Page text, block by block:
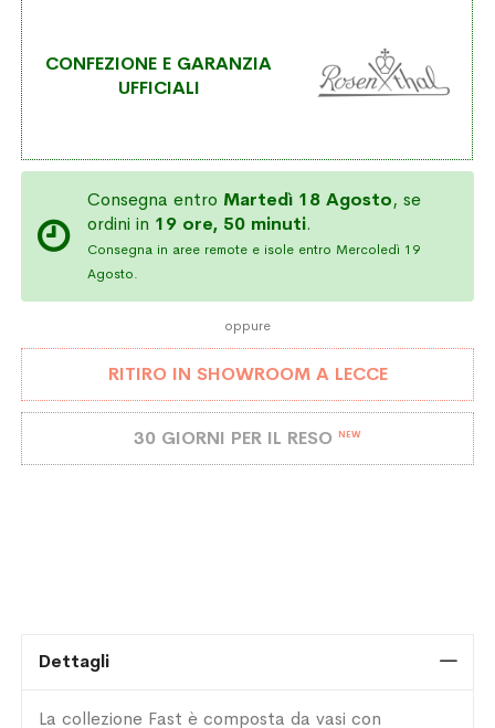
CONFEZIONE E GARANZIA
UFFICIALI
Consegna entro Martedì 18 Agosto, se
ordini in 19 ore, 50 minuti.
Consegna in aree remote e isole entro Mercoledì 19
Agosto.
oppure
RITIRO IN SHOWROOM A LECCE
30 GIORNI PER IL RESO NEW
Dettagli
La collezione Fast è composta da vasi con